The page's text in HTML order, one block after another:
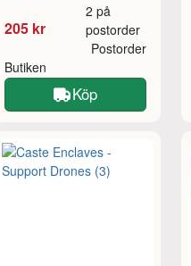
205 kr
2 på
postorder
Butiken
Postorder
Köp